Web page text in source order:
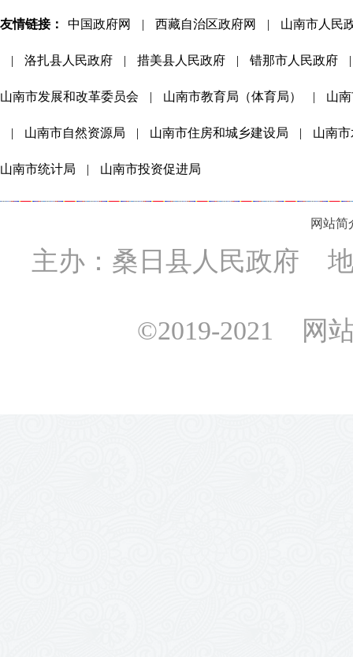
友情链接： 中国政府网 | 西藏自治区政府网 | 山南市人民
| 洛扎县人民政府 | 措美县人民政府 | 错那市人民政府 |
山南市发展和改革委员会 | 山南市教育局（体育局） | 山
| 山南市自然资源局 | 山南市住房和城乡建设局 | 山南
山南市统计局 | 山南市投资促进局
网站简
主办：桑日县人民政府
©2019-2021 网